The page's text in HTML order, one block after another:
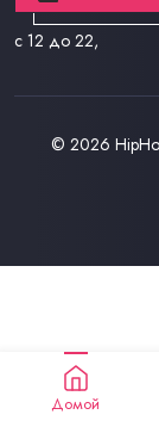
с 12 до 22,
© 2026
Домой